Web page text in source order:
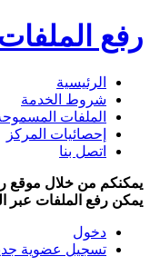
رفع
الرئيسية
شروط الخدمة
الملفات
إحصائيات المركز
اتصل بنا
يمكنكم من خلال موقع
يمكن رفع الملفات عبر
دخول
تسجيل عضوية